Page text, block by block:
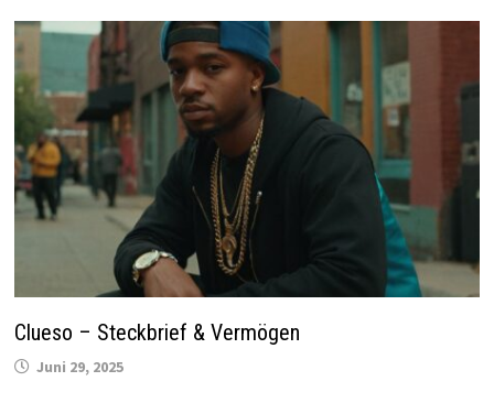
Clueso – Steckbrief & Vermögen
Juni 29, 2025